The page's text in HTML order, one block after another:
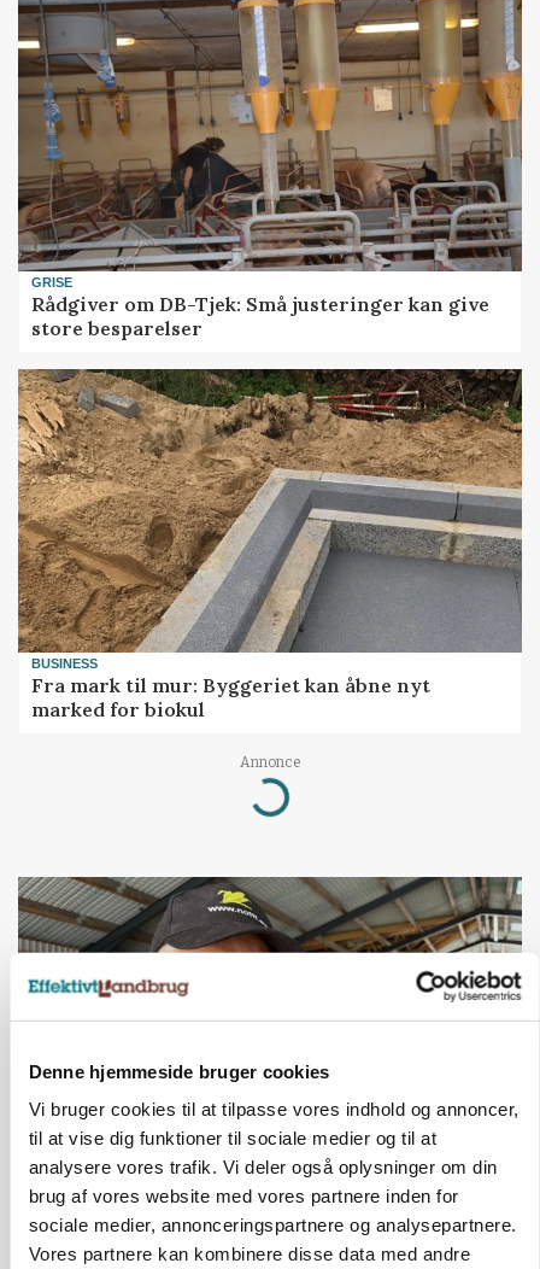
Denne hjemmeside bruger cookies
Vi bruger cookies til at tilpasse vores indhold og annoncer,
til at vise dig funktioner til sociale medier og til at
analysere vores trafik. Vi deler også oplysninger om din
brug af vores website med vores partnere inden for
sociale medier, annonceringspartnere og analysepartnere.
Vores partnere kan kombinere disse data med andre
GRISE
Rådgiver om DB-Tjek: Små justeringer kan give
store besparelser
BUSINESS
Fra mark til mur: Byggeriet kan åbne nyt
marked for biokul
Annonce
Loading...
POLITIK
»Nu stopper I«: Landbrugsdebattør og
protestgruppe vil demonstrere mod ny
gødskningslov